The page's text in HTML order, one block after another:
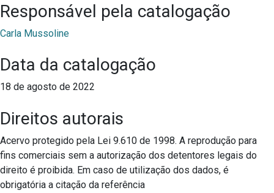
Responsável pela catalogação
Carla Mussoline
Data da catalogação
18 de agosto de 2022
Direitos autorais
Acervo protegido pela Lei 9.610 de 1998. A reprodução para
fins comerciais sem a autorização dos detentores legais do
direito é proibida. Em caso de utilização dos dados, é
obrigatória a citação da referência